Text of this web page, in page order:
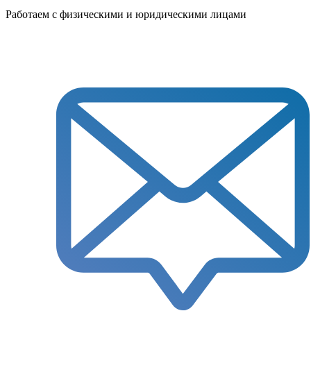
Работаем с физическими и юридическими лицами